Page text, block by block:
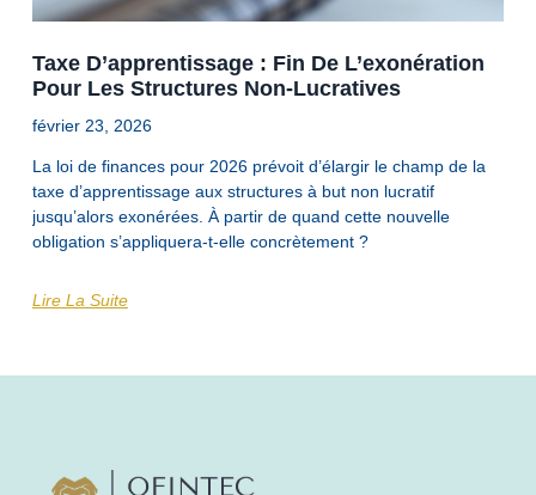
Taxe D’apprentissage : Fin De L’exonération
Pour Les Structures Non-Lucratives
février 23, 2026
La loi de finances pour 2026 prévoit d’élargir le champ de la
taxe d’apprentissage aux structures à but non lucratif
jusqu’alors exonérées. À partir de quand cette nouvelle
obligation s’appliquera-t-elle concrètement ?
Lire La Suite